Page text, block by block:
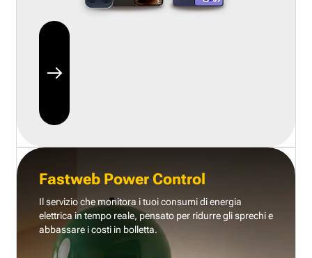
Fastweb Power Control
Il servizio che monitora i tuoi consumi di energia
elettrica in tempo reale, pensato per ridurre gli sprechi e
abbassare i costi in bolletta.